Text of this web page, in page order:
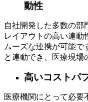
動性
自社開発した多数の部
レイアウトの高い連動
ムーズな連携が可能で
と連動でき、医療現場
高いコストパ
医療機関にとって必要